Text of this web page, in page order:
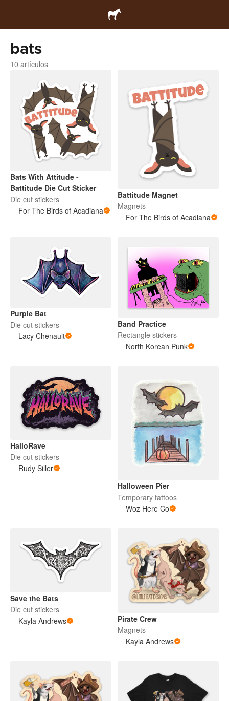
bats
10 artículos
Bats With Attitude -
Battitude Die Cut Sticker
Die cut stickers
For The Birds of Acadiana
Battitude Magnet
Magnets
For The Birds of Acadiana
Purple Bat
Die cut stickers
Lacy Chenault
Band Practice
Rectangle stickers
North Korean Punk
HalloRave
Die cut stickers
Rudy Siller
Halloween Pier
Temporary tattoos
Woz Here Co
Save the Bats
Die cut stickers
Kayla Andrews
Pirate Crew
Magnets
Kayla Andrews